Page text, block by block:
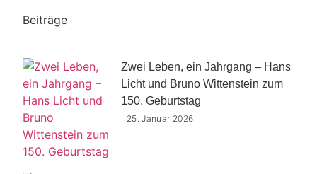
Beiträge
Zwei Leben, ein Jahrgang – Hans
Licht und Bruno Wittenstein zum
150. Geburtstag
25. Januar 2026